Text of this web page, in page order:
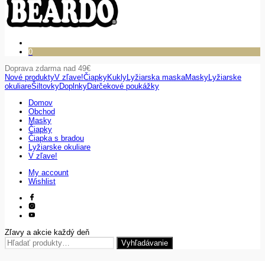
0
Doprava zdarma nad 49€
Nové produktyV zľave!ČiapkyKuklyLyžiarska maskaMaskyLyžiarske
okuliareŠiltovkyDoplnkyDarčekové poukážky
Domov
Obchod
Masky
Čiapky
Čiapka s bradou
Lyžiarske okuliare
V zľave!
My account
Wishlist
Zľavy a akcie každý deň
Hľadať:
Vyhľadávanie